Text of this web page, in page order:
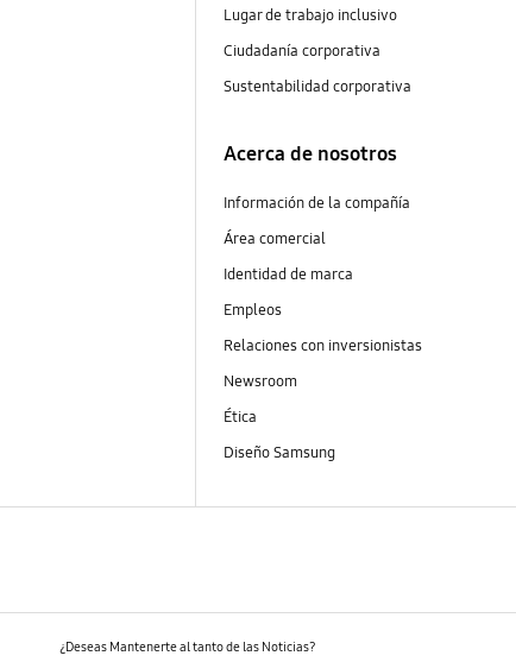
Lugar de trabajo inclusivo
Ciudadanía corporativa
Sustentabilidad corporativa
Acerca de nosotros
Información de la compañía
Área comercial
Identidad de marca
Empleos
Relaciones con inversionistas
Newsroom
Ética
Diseño Samsung
¿Deseas Mantenerte al tanto de las Noticias?